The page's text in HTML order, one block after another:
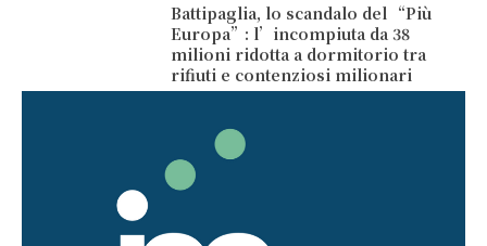
Battipaglia, lo scandalo del “Più
Europa”: l’incompiuta da 38
milioni ridotta a dormitorio tra
rifiuti e contenziosi milionari